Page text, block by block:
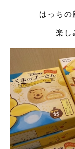
はっちの
楽し